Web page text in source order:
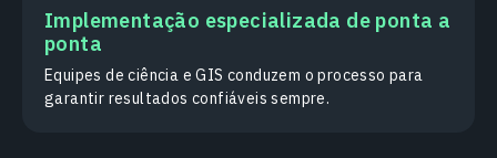
Implementação especializada de ponta a
ponta
Equipes de ciência e GIS conduzem o processo para
garantir resultados confiáveis sempre.